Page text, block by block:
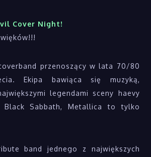
Cover Night!
przenoszący w lata 70/80
Ekipa bawiąca się muzyką,
legendami sceny haevy
Black Sabbath, Metallica to tylko
band jednego z największych